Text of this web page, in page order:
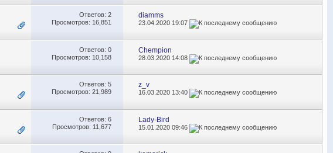
Ответов: 2
Просмотров: 16,851
diamms
23.04.2020 19:07
Ответов: 0
Просмотров: 10,158
Chempion
28.03.2020 14:08
Ответов: 5
Просмотров: 21,989
z_v
16.03.2020 13:40
Ответов: 6
Просмотров: 11,677
Lady-Bird
15.01.202009:46